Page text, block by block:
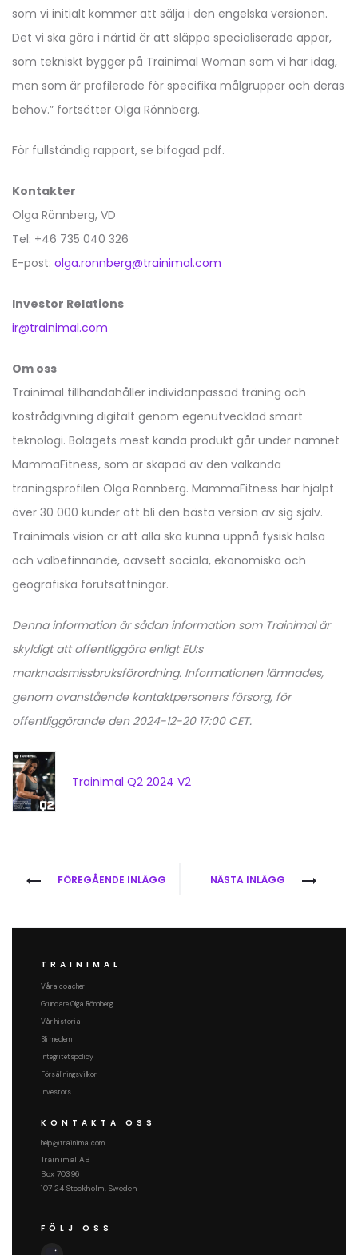
som vi initialt kommer att sälja i den engelska versionen.
Det vi ska göra i närtid är att släppa specialiserade appar,
som tekniskt bygger på Trainimal Woman som vi har idag,
men som är profilerade för specifika målgrupper och deras
behov.” fortsätter Olga Rönnberg.
För fullständig rapport, se bifogad pdf.
Kontakter
Olga Rönnberg, VD
Tel: +46 735 040 326
E-post: olga.ronnberg@trainimal.com
Investor Relations
ir@trainimal.com
Om oss
Trainimal tillhandahåller individanpassad träning och
kostrådgivning digitalt genom egenutvecklad smart
teknologi. Bolagets mest kända produkt går under namnet
MammaFitness, som är skapad av den välkända
träningsprofilen Olga Rönnberg. MammaFitness har hjälpt
över 30 000 kunder att bli den bästa version av sig själv.
Trainimals vision är att alla ska kunna uppnå fysisk hälsa
och välbefinnande, oavsett sociala, ekonomiska och
geografiska förutsättningar.
Denna information är sådan information som Trainimal är
skyldigt att offentliggöra enligt EU:s
marknadsmissbruksförordning. Informationen lämnades,
genom ovanstående kontaktpersoners försorg, för
offentliggörande den 2024-12-20 17:00 CET.
Trainimal Q2 2024 V2
Inläggsnavigering
FÖREGÅENDE INLÄGG NÄSTA INLÄGG
TRAINIMAL
Våra coacher
Grundare Olga Rönnberg
Vår historia
Bli medlem
Integritetspolicy
Försäljningsvillkor
Investors
KONTAKTA OSS
help@trainimal.com
Trainimal AB
Box 70396
107 24 Stockholm, Sweden
FÖLJ OSS